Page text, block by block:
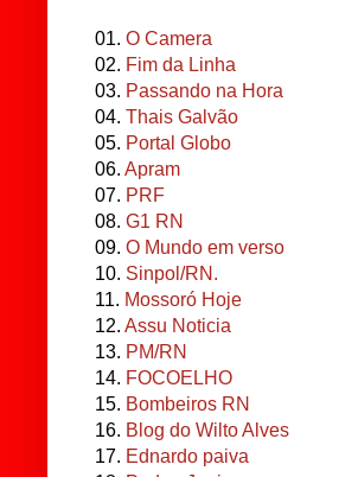
01. O Camera
02. Fim da Linha
03. Passando na Hora
04. Thais Galvão
05. Portal Globo
06. Apram
07. PRF
08. G1 RN
09. O Mundo em verso
10. Sinpol/RN.
11. Mossoró Hoje
12. Assu Noticia
13. PM/RN
14. FOCOELHO
15. Bombeiros RN
16. Blog do Wilto Alves
17. Ednardo paiva